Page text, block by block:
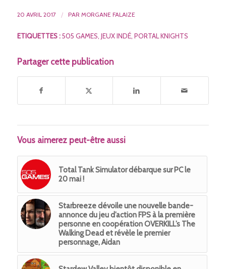
20 AVRIL 2017 / PAR MORGANE FALAIZE
ETIQUETTES : 505 GAMES, JEUX INDÉ, PORTAL KNIGHTS
Partager cette publication
Vous aimerez peut-être aussi
Total Tank Simulator débarque sur PC le
20 mai !
Starbreeze dévoile une nouvelle bande-
annonce du jeu d’action FPS à la première
personne en coopération OVERKILL’s The
Walking Dead et révèle le premier
personnage, Aidan